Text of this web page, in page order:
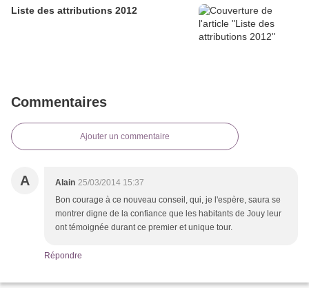
Liste des attributions 2012
Commentaires
Ajouter un commentaire
A Alain 25/03/2014 15:37
Bon courage à ce nouveau conseil, qui, je l'espère, saura se
montrer digne de la confiance que les habitants de Jouy leur
ont témoignée durant ce premier et unique tour.
Répondre